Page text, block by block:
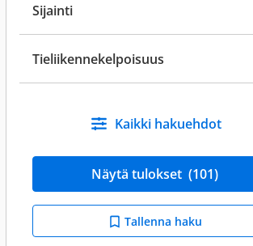
Sijainti
Tieliikennekelpoisuus
Kaikki hakuehdot
Näytä tulokset (101)
Tallenna haku